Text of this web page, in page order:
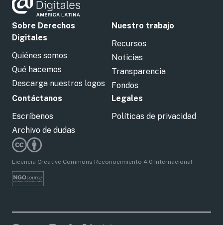
Sobre Derechos
Digitales
Quiénes somos
Qué hacemos
Descarga nuestros logos
Nuestro trabajo
Recursos
Noticias
Transparencia
Fondos
Contáctanos
Escríbenos
Archivo de dudas
Legales
Políticas de privacidad
Licencia Creative Commons Reconocimiento 4.0 Internacional